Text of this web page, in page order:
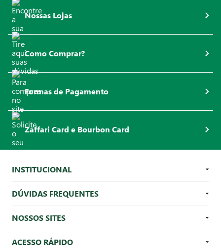
Nossas Lojas
Como Comprar?
Formas de Pagamento
Zaffari Card e Bourbon Card
INSTITUCIONAL
DÚVIDAS FREQUENTES
NOSSOS SITES
ACESSO RÁPIDO